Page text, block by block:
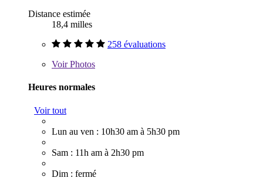
Distance estimée
18,4 milles
258 évaluations
VoirPhotos
Heures normales
Voir tout
Lun au ven : 10h30 am à 5h30 pm
Sam : 11h am à 2h30 pm
Dim : fermé